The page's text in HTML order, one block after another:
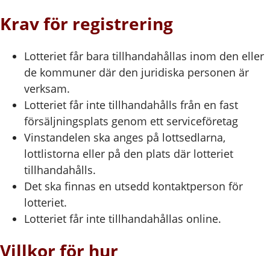
Krav för registrering
Lotteriet får bara tillhandahållas inom den eller
de kommuner där den juridiska personen är
verksam.
Lotteriet får inte tillhandahålls från en fast
försäljningsplats genom ett serviceföretag
Vinstandelen ska anges på lottsedlarna,
lottlistorna eller på den plats där lotteriet
tillhandahålls.
Det ska finnas en utsedd kontaktperson för
lotteriet.
Lotteriet får inte tillhandahållas online.
Villkor för hur